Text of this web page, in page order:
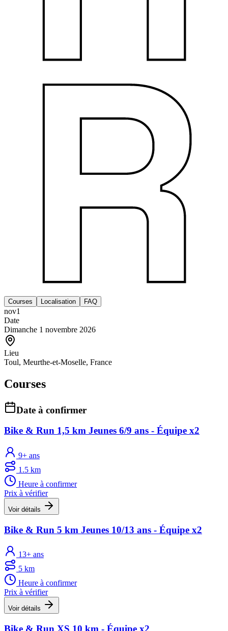
Courses Localisation FAQ
nov1
Date
Dimanche 1 novembre 2026
Lieu
Toul, Meurthe-et-Moselle, France
Courses
Date à confirmer
Bike & Run 1,5 km Jeunes 6/9 ans - Équipe x2
9+ ans
1.5 km
Heure à confirmer
Prix à vérifier
Voir détails
Bike & Run 5 km Jeunes 10/13 ans - Équipe x2
13+ ans
5 km
Heure à confirmer
Prix à vérifier
Voir détails
Bike & Run XS 10 km - Équipe x2